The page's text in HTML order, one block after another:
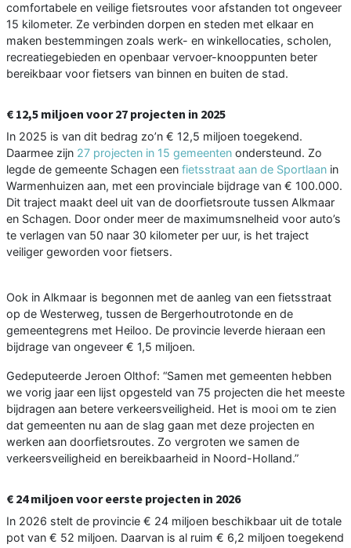
comfortabele en veilige fietsroutes voor afstanden tot ongeveer
15 kilometer. Ze verbinden dorpen en steden met elkaar en
maken bestemmingen zoals werk- en winkellocaties, scholen,
recreatiegebieden en openbaar vervoer-knooppunten beter
bereikbaar voor fietsers van binnen en buiten de stad.
€ 12,5 miljoen voor 27 projecten in 2025
In 2025 is van dit bedrag zo’n € 12,5 miljoen toegekend.
Daarmee zijn 27 projecten in 15 gemeenten ondersteund. Zo
legde de gemeente Schagen een fietsstraat aan de Sportlaan in
Warmenhuizen aan, met een provinciale bijdrage van € 100.000.
Dit traject maakt deel uit van de doorfietsroute tussen Alkmaar
en Schagen. Door onder meer de maximumsnelheid voor auto’s
te verlagen van 50 naar 30 kilometer per uur, is het traject
veiliger geworden voor fietsers.
Ook in Alkmaar is begonnen met de aanleg van een fietsstraat
op de Westerweg, tussen de Bergerhoutrotonde en de
gemeentegrens met Heiloo. De provincie leverde hieraan een
bijdrage van ongeveer € 1,5 miljoen.
Gedeputeerde Jeroen Olthof: “Samen met gemeenten hebben
we vorig jaar een lijst opgesteld van 75 projecten die het meeste
bijdragen aan betere verkeersveiligheid. Het is mooi om te zien
dat gemeenten nu aan de slag gaan met deze projecten en
werken aan doorfietsroutes. Zo vergroten we samen de
verkeersveiligheid en bereikbaarheid in Noord-Holland.”
€ 24 miljoen voor eerste projecten in 2026
In 2026 stelt de provincie € 24 miljoen beschikbaar uit de totale
pot van € 52 miljoen. Daarvan is al ruim € 6,2 miljoen toegekend